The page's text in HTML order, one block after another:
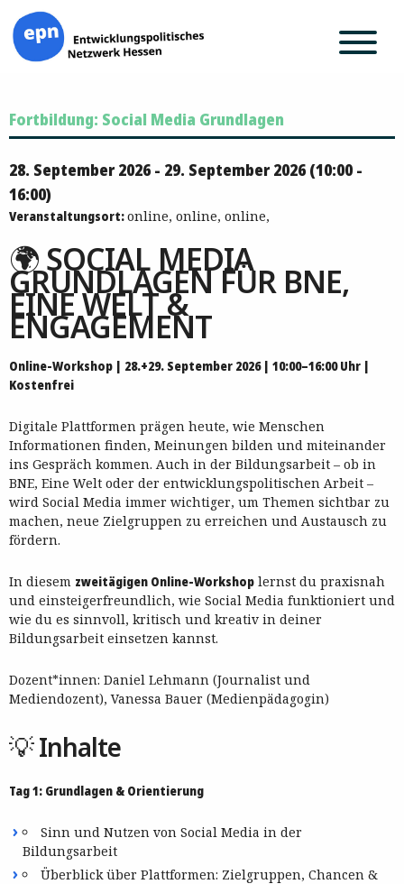
Inhalt
springen
Fortbildung: Social Media Grundlagen
28. September 2026 - 29. September 2026 (10:00 -
16:00)
Veranstaltungsort:online, online, online,
🌍 SOCIAL MEDIA
GRUNDLAGEN FÜR BNE,
EINE WELT &
ENGAGEMENT
Online-Workshop | 28.+29. September 2026 | 10:00–16:00 Uhr |
Kostenfrei
Digitale Plattformen prägen heute, wie Menschen
Informationen finden, Meinungen bilden und miteinander
ins Gespräch kommen. Auch in der Bildungsarbeit – ob in
BNE, Eine Welt oder der entwicklungspolitischen Arbeit –
wird Social Media immer wichtiger, um Themen sichtbar zu
machen, neue Zielgruppen zu erreichen und Austausch zu
fördern.
In diesem zweitägigen Online-Workshop lernst du praxisnah
und einsteigerfreundlich, wie Social Media funktioniert und
wie du es sinnvoll, kritisch und kreativ in deiner
Bildungsarbeit einsetzen kannst.
Dozent*innen: Daniel Lehmann (Journalist und
Mediendozent), Vanessa Bauer (Medienpädagogin)
💡 Inhalte
Tag 1: Grundlagen & Orientierung
Sinn und Nutzen von Social Media in der
Bildungsarbeit
Überblick über Plattformen: Zielgruppen, Chancen &